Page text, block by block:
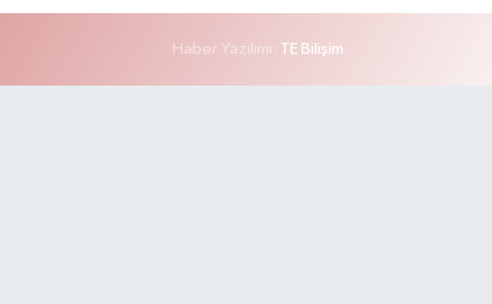
Haber Yazılımı: TE Bilişim